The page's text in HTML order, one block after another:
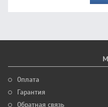
Оплата
Гарантия
Обратная связь